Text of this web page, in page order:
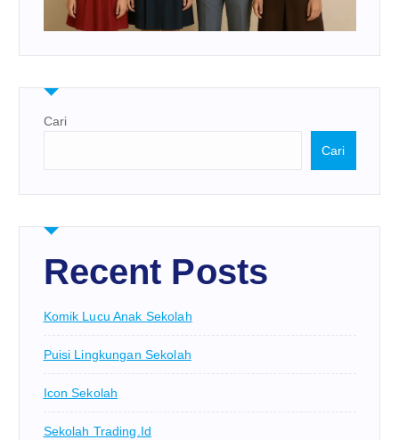
Cari
Cari
Recent Posts
Komik Lucu Anak Sekolah
Puisi Lingkungan Sekolah
Icon Sekolah
Sekolah Trading.id